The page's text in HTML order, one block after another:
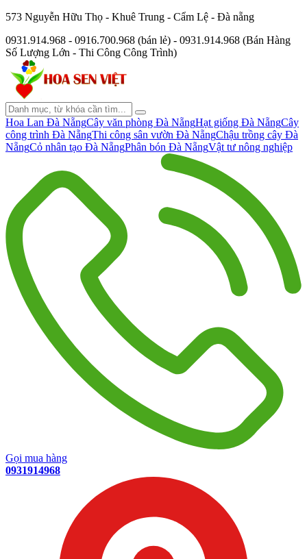
573 Nguyễn Hữu Thọ - Khuê Trung - Cẩm Lệ - Đà nẵng
0931.914.968 - 0916.700.968 (bán lẻ) - 0931.914.968 (Bán Hàng
Số Lượng Lớn - Thi Công Công Trình)
Hoa Lan Đà NẵngCây văn phòng Đà NẵngHạt giống Đà NẵngCây
công trình Đà NẵngThi công sân vườn Đà NẵngChậu trồng cây Đà
NẵngCỏ nhân tạo Đà NẵngPhân bón Đà NẵngVật tư nông nghiệp
Gọi mua hàng
0931914968